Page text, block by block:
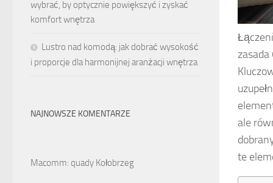
ale
te
wybrać, by optycznie powiększyć i zyskać
komfort wnętrza
Lustro nad komodą: jak dobrać wysokość
i proporcje dla harmonijnej aranżacji wnętrza
NAJNOWSZE KOMENTARZE
Macomm: quady Kołobrzeg